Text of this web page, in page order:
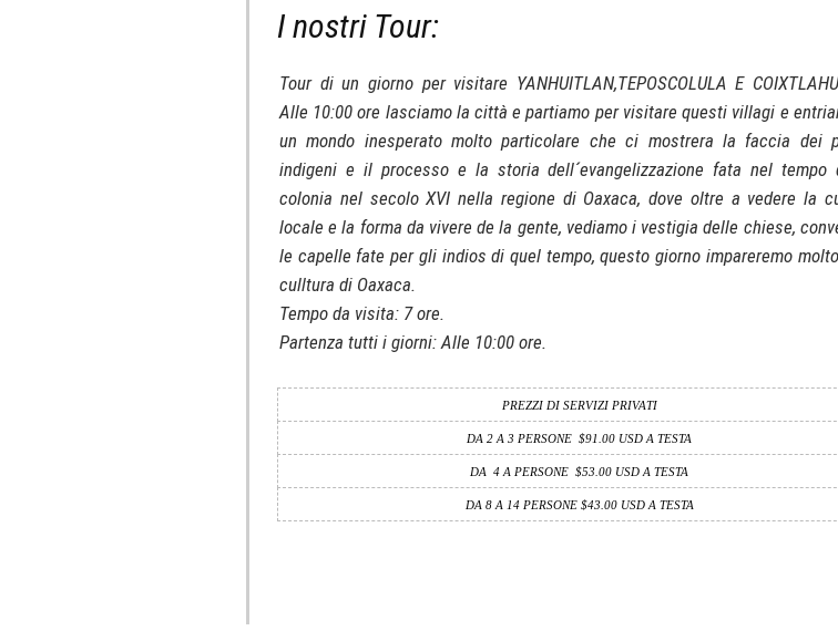
I nostri Tour:
Tour di un giorno per visitare YANHUITLAN,TEPOSCOLULA E
Alle 10:00 ore lasciamo la città e partiamo per visitare questi villagi e
un mondo inesperato molto particolare che ci mostrera la faccia dei
indigeni e il processo e la storia dell´evangelizzazione fata nel tempo
colonia nel secolo XVI nella regione di Oaxaca, dove oltre a vedere la
locale e la forma da vivere de la gente, vediamo i vestigia delle chiese,
le capelle fate per gli indios di quel tempo, questo giorno impareremo
culltura di Oaxaca.
Tempo da visita: 7 ore.
Partenza tutti i giorni: Alle 10:00 ore.
PREZZI DI SERVIZI PRIVATI
DA 2 A 3 PERSONE $91.00 USD A TESTA
DA 4 A PERSONE $53.00 USD A TESTA
DA 8 A 14 PERSONE $43.00 USD A TESTA